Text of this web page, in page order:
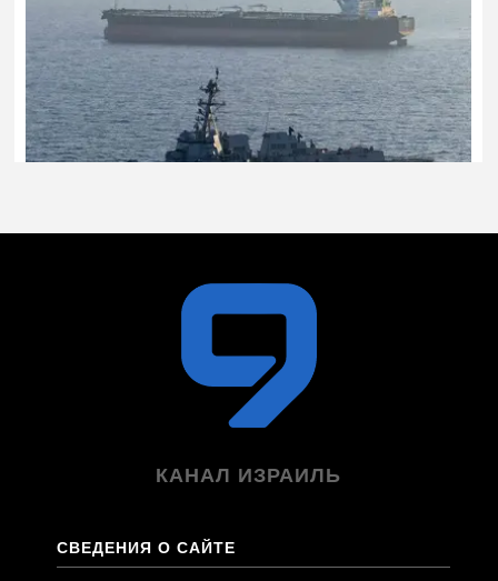
КАНАЛ ИЗРАИЛЬ
СВЕДЕНИЯ О САЙТЕ